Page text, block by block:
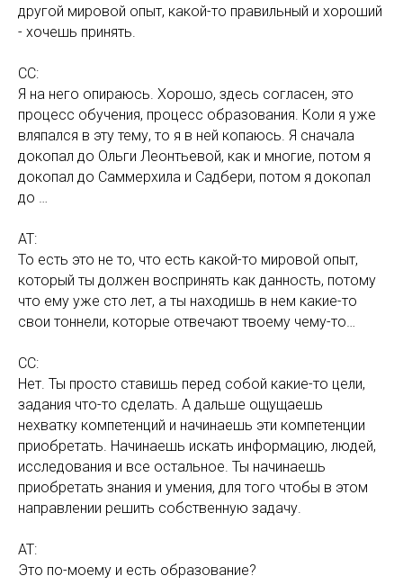
другой мировой опыт, какой-то правильный и хороший
- хочешь принять.
СС:
Я на него опираюсь. Хорошо, здесь согласен, это
процесс обучения, процесс образования. Коли я уже
вляпался в эту тему, то я в ней копаюсь. Я сначала
докопал до Ольги Леонтьевой, как и многие, потом я
докопал до Саммерхила и Садбери, потом я докопал
до …
АТ:
То есть это не то, что есть какой-то мировой опыт,
который ты должен воспринять как данность, потому
что ему уже сто лет, а ты находишь в нем какие-то
свои тоннели, которые отвечают твоему чему-то…
СС:
Нет. Ты просто ставишь перед собой какие-то цели,
задания что-то сделать. А дальше ощущаешь
нехватку компетенций и начинаешь эти компетенции
приобретать. Начинаешь искать информацию, людей,
исследования и все остальное. Ты начинаешь
приобретать знания и умения, для того чтобы в этом
направлении решить собственную задачу.
АТ:
Это по-моему и есть образование?